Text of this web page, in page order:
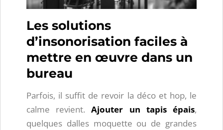
Les solutions
d’insonorisation faciles à
mettre en œuvre dans un
bureau
Parfois, il suffit de revoir la déco et hop, le
calme revient.Ajouter un tapis épais,
quelques dalles moquette ou de grandes